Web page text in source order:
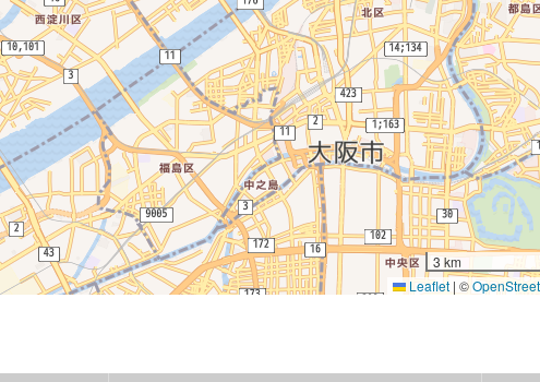
3 km
Leaflet | ©